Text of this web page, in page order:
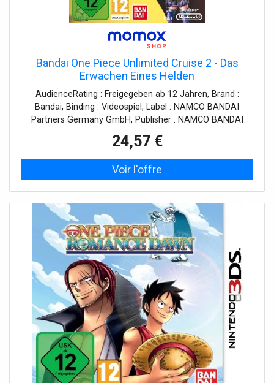
Bandai One Piece Unlimited Cruise 2 - Das
Erwachen Eines Helden
AudienceRating : Freigegeben ab 12 Jahren, Brand :
Bandai, Binding : Videospiel, Label : NAMCO BANDAI
Partners Germany GmbH, Publisher : NAMCO BANDAI
Partners Germany GmbH, NumberOfDiscs : 1, medium :
Videospiel, 0 : Nintendo WII, 0 : Nintendo Wii, releaseDate :
2010-06-25
24,57 €